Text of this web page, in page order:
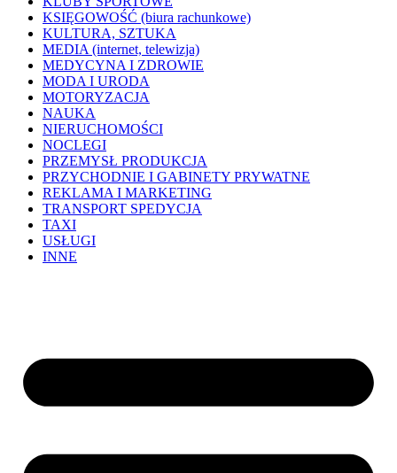
KSIĘGOWOŚĆ (biura rachunkowe)
KULTURA, SZTUKA
MEDIA (internet, telewizja)
MEDYCYNA I ZDROWIE
MODA I URODA
MOTORYZACJA
NAUKA
NIERUCHOMOŚCI
NOCLEGI
PRZEMYSŁ PRODUKCJA
PRZYCHODNIE I GABINETY PRYWATNE
REKLAMA I MARKETING
TRANSPORT SPEDYCJA
TAXI
USŁUGI
INNE